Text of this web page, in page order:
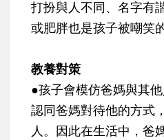
打扮與人不同、名字有
或肥胖也是孩子被嘲笑
教養對策
●孩子會模仿爸媽與其
認同爸媽對待他的方式
人。因此在生活中，爸